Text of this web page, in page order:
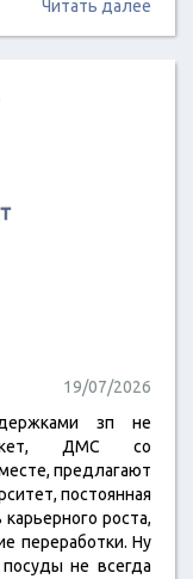
Читать далее
19/07/2026
зп не
ДМС со
предлагают
постоянная
роста,
переработки. Ну
не всегда